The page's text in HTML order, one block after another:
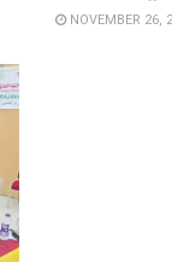
NOVEMBER 26,